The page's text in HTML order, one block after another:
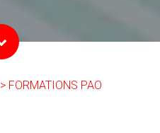
> FORMATIONS PAO